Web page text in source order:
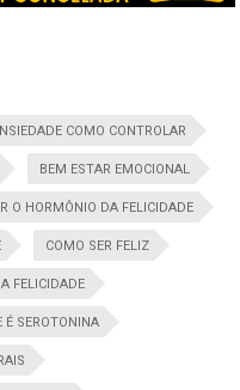
COMO CONTROLAR
BEM ESTAR EMOCIONAL
O HORMÔNIO DA FELICIDADE
COMO SER FELIZ
FELICIDADE
É SEROTONINA